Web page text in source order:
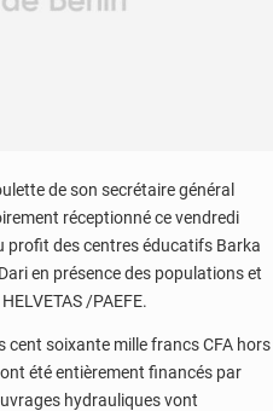
de son secrétaire général
réceptionné ce vendredi
profit des centres éducatifs Barka
en présence des populations et
/PAEFE.
cent soixante mille francs CFA hors
été entièrement financés par
hydrauliques vont